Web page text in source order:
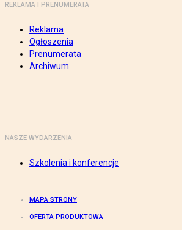
REKLAMA I PRENUMERATA
Reklama
Ogłoszenia
Prenumerata
Archiwum
NASZE WYDARZENIA
Szkolenia i konferencje
MAPA STRONY
OFERTA PRODUKTOWA